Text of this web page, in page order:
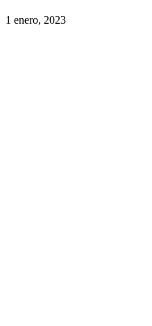
1 enero, 2023